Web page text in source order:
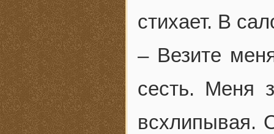
стихает. В
– Везите
сесть. Меня
всхлипывая.